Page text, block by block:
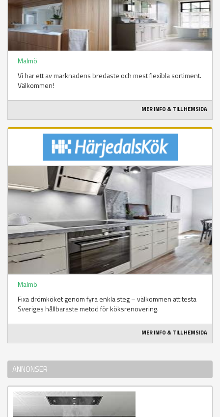
Malmö
Vi har ett av marknadens bredaste och mest flexibla sortiment.
Välkommen!
MER INFO & TILL HEMSIDA
Malmö
Fixa drömköket genom fyra enkla steg – välkommen att testa
Sveriges hållbaraste metod för köksrenovering.
MER INFO & TILL HEMSIDA
ANNONSER